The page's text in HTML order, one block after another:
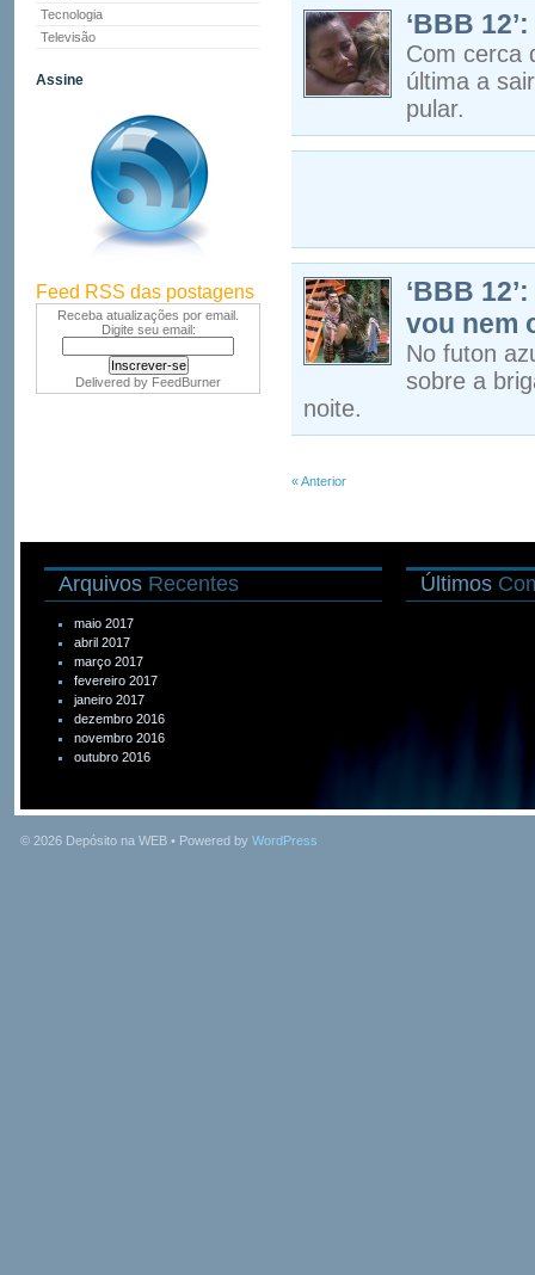
Tecnologia
Televisão
Assine
Feed RSS das postagens
Receba atualizações por email.
Digite seu email:
Delivered by FeedBurner
‘BBB
Com cerca
última a
pular.
‘BBB
vou nem
No futon
sobre a
noite.
« Anterior
Arquivos Recentes
maio 2017
abril 2017
março 2017
fevereiro 2017
janeiro 2017
dezembro 2016
novembro 2016
outubro 2016
Últimos
© 2026 Depósito na WEB • Powered by WordPress